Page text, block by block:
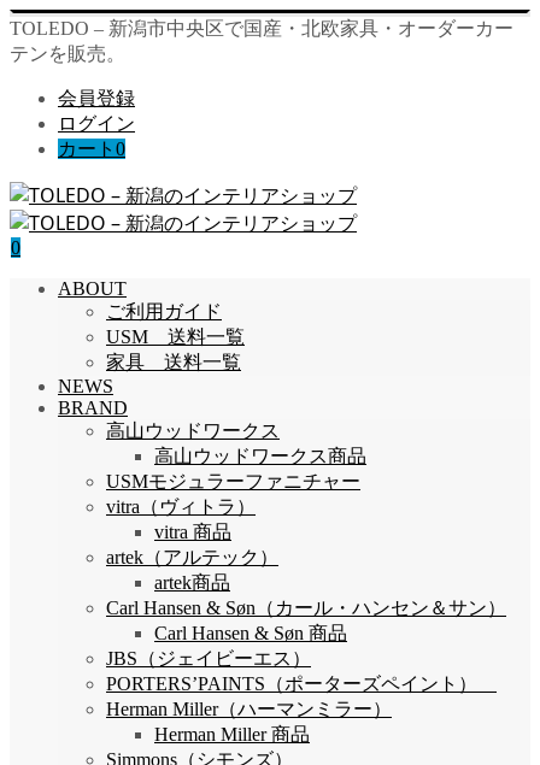
TOLEDO – 新潟市中央区で国産・北欧家具・オーダーカー
テンを販売。
会員登録
ログイン
カート 0
0
ABOUT
ご利用ガイド
USM 送料一覧
家具 送料一覧
NEWS
BRAND
高山ウッドワークス
高山ウッドワークス商品
USMモジュラーファニチャー
vitra（ヴィトラ）
vitra 商品
artek（アルテック）
artek商品
Carl Hansen & Søn（カール・ハンセン＆サン）
Carl Hansen & Søn 商品
JBS（ジェイビーエス）
PORTERS’PAINTS（ポーターズペイント）
Herman Miller（ハーマンミラー）
Herman Miller 商品
Simmons（シモンズ）